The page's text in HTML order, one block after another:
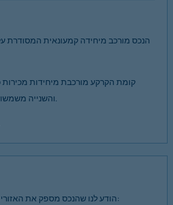
הנכס מורכב מיחידה קמעונאית המסודרת
קומת הקרקע מורכבת מיחידות
הודע לנו שהנכס מספק את האזורים הפנימיים נטו הבאים: